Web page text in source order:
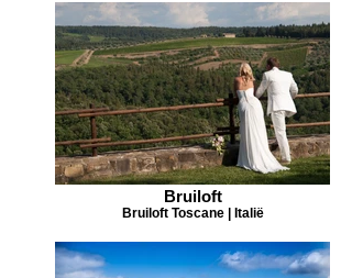
Bruiloft
Bruiloft Toscane | Italië